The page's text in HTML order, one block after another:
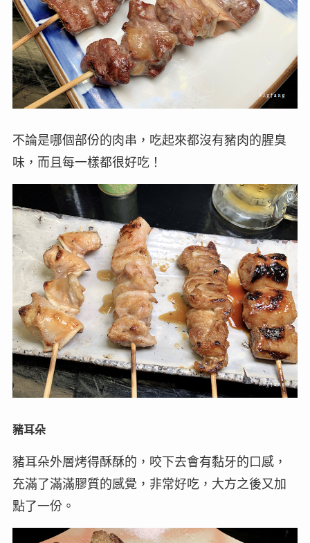
不論是哪個部份的肉串，吃起來都沒有豬肉的腥臭
味，而且每一樣都很好吃！
豬耳朵
豬耳朵外層烤得酥酥的，咬下去會有黏牙的口感，
充滿了滿滿膠質的感覺，非常好吃，大方之後又加
點了一份。